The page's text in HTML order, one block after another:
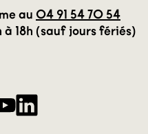
au 04 91 54 70 54
à 18h (sauf jours fériés)
YouTubeLinkedIn